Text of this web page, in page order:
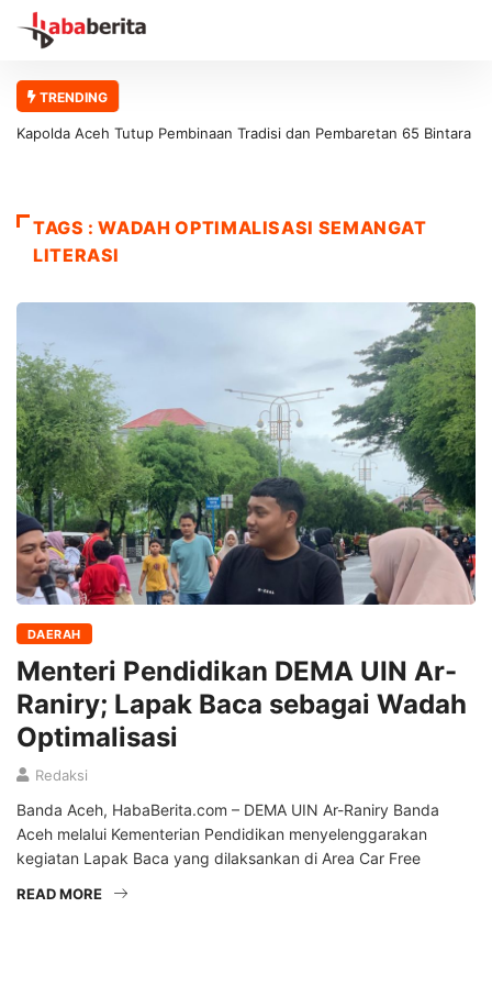
TRENDING
Kapolda Aceh Tutup Pembinaan Tradisi dan Pembaretan 65 Bintara
TAGS : WADAH OPTIMALISASI SEMANGAT
LITERASI
DAERAH
Menteri Pendidikan DEMA UIN Ar-
Raniry; Lapak Baca sebagai Wadah
Optimalisasi
Redaksi
Banda Aceh, HabaBerita.com – DEMA UIN Ar-Raniry Banda
Aceh melalui Kementerian Pendidikan menyelenggarakan
kegiatan Lapak Baca yang dilaksankan di Area Car Free
READ MORE